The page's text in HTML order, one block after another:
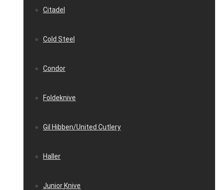
Citadel
Cold Steel
Condor
Foldeknive
Gil Hibben/United Cutlery
Haller
Junior Knive